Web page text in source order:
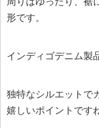
形です。
インディゴデニム製
独特なシルエットで
嬉しいポイントです